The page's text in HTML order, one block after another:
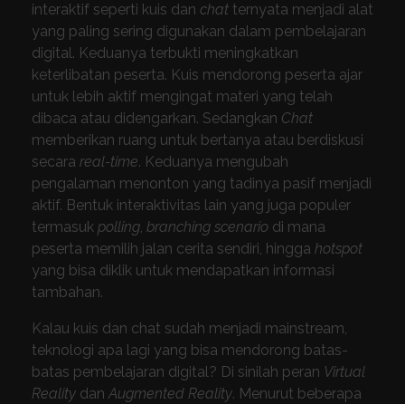
interaktif seperti kuis dan chat ternyata menjadi alat
yang paling sering digunakan dalam pembelajaran
digital. Keduanya terbukti meningkatkan
keterlibatan peserta. Kuis mendorong peserta ajar
untuk lebih aktif mengingat materi yang telah
dibaca atau didengarkan. Sedangkan Chat
memberikan ruang untuk bertanya atau berdiskusi
secara real-time. Keduanya mengubah
pengalaman menonton yang tadinya pasif menjadi
aktif. Bentuk interaktivitas lain yang juga populer
termasuk polling, branching scenario di mana
peserta memilih jalan cerita sendiri, hingga hotspot
yang bisa diklik untuk mendapatkan informasi
tambahan.
Kalau kuis dan chat sudah menjadi mainstream,
teknologi apa lagi yang bisa mendorong batas-
batas pembelajaran digital? Di sinilah peran Virtual
Reality dan Augmented Reality. Menurut beberapa